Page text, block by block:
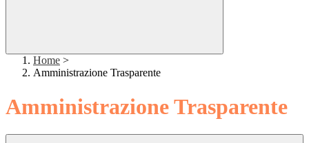
Home >
Amministrazione Trasparente
Amministrazione Trasparente